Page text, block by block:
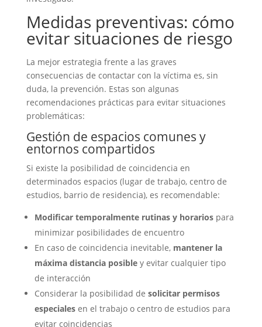
Medidas preventivas: cómo
evitar situaciones de riesgo
La mejor estrategia frente a las graves
consecuencias de contactar con la víctima es, sin
duda, la prevención. Estas son algunas
recomendaciones prácticas para evitar situaciones
problemáticas:
Gestión de espacios comunes y
entornos compartidos
Si existe la posibilidad de coincidencia en
determinados espacios (lugar de trabajo, centro de
estudios, barrio de residencia), es recomendable:
Modificar temporalmente rutinas y horariospara
minimizar posibilidades de encuentro
En caso de coincidencia inevitable, mantener la
máxima distancia posibley evitar cualquier tipo
de interacción
Considerar la posibilidad de solicitar permisos
especialesen el trabajo o centro de estudios para
evitar coincidencias